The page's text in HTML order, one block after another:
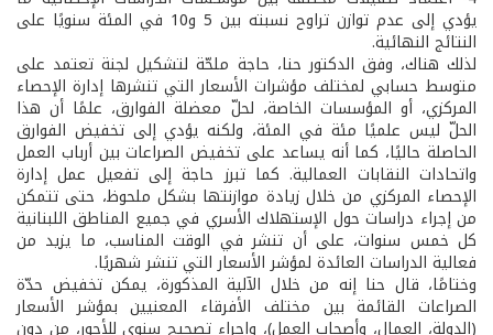
يؤدي إلى عدم توازن تراوح نسبته بين 5 و10 في المئة سنويًا على
النتائج النهائية.
لذلك هناك، وفق الدكتور حنا، حاجة ملحّة لتشكيل لجنة تعتمد على
متوسط حسابي لمختلف مؤشرات الأسعار التي تنشرها إدارة الإحصاء
المركزي، أو المؤسسات الخاصة، لحلّ معضلة الفوارق، علمًا أن هذا
الحلّ ليس علميًا مئة في المئة، ولكنه يؤدي إلى تخفيض الفوارق
الحاصلة حاليًا، كما أنه يساعد على تخفيض الصراعات بين أرباب العمل
واتحادات النقابات العمالية. كما تبرز حاجة إلى تفعيل عمل إدارة
الإحصاء المركزي من خلال زيادة موازنتها بشكل ملحوظ، حتى تتمكن
من إجراء دراسات حول الإستهلاك الأسري في جميع المناطق اللبنانية
كل خمس سنوات، على أن تنشر في الوقت المناسب، ما يزيد من
فعالية الدراسات العائدة لمؤشر الأسعار التي تنشر شهريًا.
وختامًا، قال حنا إنه من خلال الآلية المذكورة، يمكن تخفيض حدّة
الصراعات القائمة بين مختلف الأفرقاء المعنيين بمؤشر الأسعار
(الدولة، العمال، وأصحاب العمل)، وإجراء تصحيح سنوي للأجور، من دون